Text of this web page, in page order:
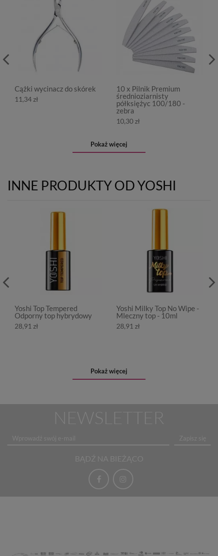
Cążki wycinacz do skórek
11,34 zł
10 x Pilnik Premium
średnioziarnisty
półksiężyc 100/180 -
zebra
10,30 zł
Pokaż więcej
INNE PRODUKTY OD YOSHI
Yoshi Top Tempered
Odporny top hybrydowy
28,91 zł
Yoshi Milky Top No Wipe -
Mleczny top - 10ml
28,91 zł
Pokaż więcej
NEWSLETTER
Zapisz się
BĄDŹ NA BIEŻĄCO